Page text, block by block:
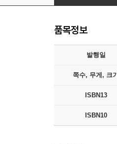
품목정보
발행일
쪽수, 무게, 크기
ISBN13
ISBN10